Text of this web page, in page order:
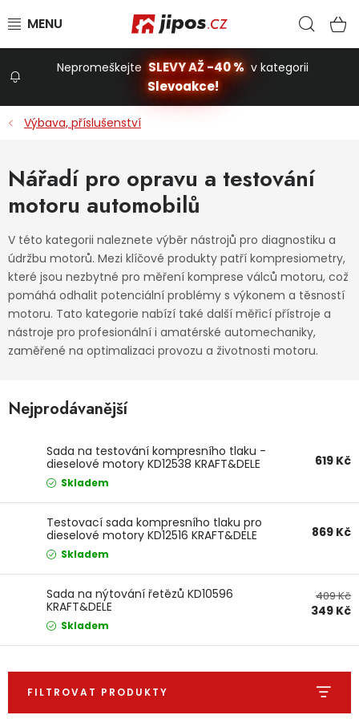
Stavba a dům
Dílna
Domácnost
Autodoplňky
Vánoce
Ochranné pomůcky
Fotovoltaika
Výprodej
Nepromeškejte SLEVY AŽ -40 % v kategorii
Slevoakce!
Výbava, příslušenství
Nářadí pro opravu a testování
motoru automobilů
V této kategorii naleznete výběr nástrojů pro diagnostiku a
údržbu motorů. Mezi klíčové produkty patří kompresiometry,
které jsou nezbytné pro měření komprese válců motoru, což
pomáhá odhalit potenciální problémy s výkonem a těsností
motoru. Tato kategorie nabízí také další měřicí přístroje a
nástroje pro profesionální i amatérské automechaniky,
zaměřené na optimalizaci provozu a životnosti motoru.
Nejprodávanější
Sada na testování kompresního tlaku -
dieselové motory KD12538 KRAFT&DELE
619 Kč
Skladem
Testovací sada kompresního tlaku pro
dieselové motory KD12516 KRAFT&DELE
869 Kč
Skladem
Sada na nýtování řetězů KD10596
KRAFT&DELE
409 Kč
349 Kč
Skladem
FILTROVAT PRODUKTY